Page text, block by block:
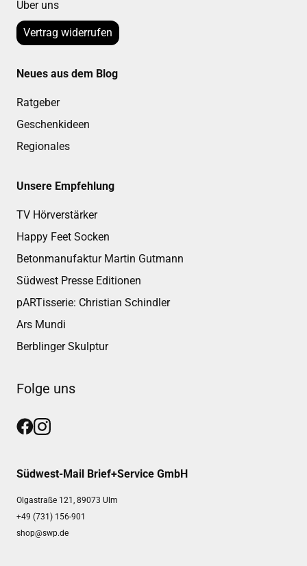
Über uns
Vertrag widerrufen
Neues aus dem Blog
Ratgeber
Geschenkideen
Regionales
Unsere Empfehlung
TV Hörverstärker
Happy Feet Socken
Betonmanufaktur Martin Gutmann
Südwest Presse Editionen
pARTisserie: Christian Schindler
Ars Mundi
Berblinger Skulptur
Folge uns
Südwest-Mail Brief+Service GmbH
Olgastraße 121, 89073 Ulm
+49 (731) 156-901
shop@swp.de